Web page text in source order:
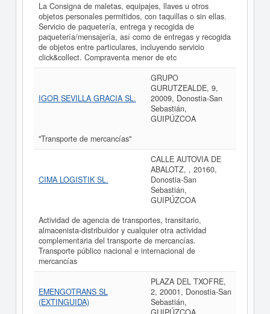
La Consigna de maletas, equipajes, llaves u otros
objetos personales permitidos, con taquillas o sin ellas.
Servicio de paquetería, entrega y recogida de
paquetería/mensajería, así como de entregas y recogida
de objetos entre particulares, incluyendo servicio
click&collect. Compraventa menor de etc
IGOR SEVILLA GRACIA SL.
GRUPO
GURUTZEALDE, 9,
20009, Donostia-San
Sebastián,
GUIPÚZCOA
"Transporte de mercancías"
CIMA LOGISTIK SL.
CALLE AUTOVIA DE
ABALOTZ, , 20160,
Donostia-San
Sebastián,
GUIPÚZCOA
Actividad de agencia de transportes, transitario,
almacenista-distribuidor y cualquier otra actividad
complementaria del transporte de mercancías.
Transporte público nacional e internacional de
mercancías
EMENGOTRANS SL
(EXTINGUIDA)
PLAZA DEL TXOFRE,
2, 20001, Donostia-San
Sebastián,